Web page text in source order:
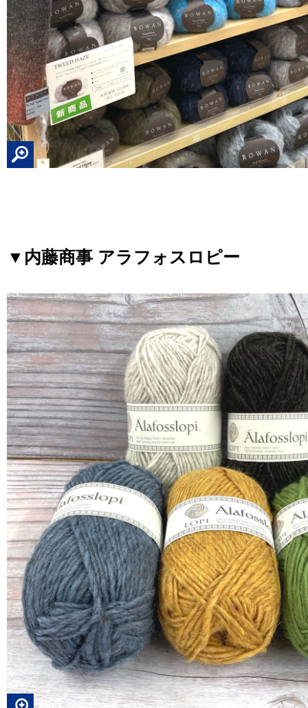
▼内藤商事 アラフォスロピー